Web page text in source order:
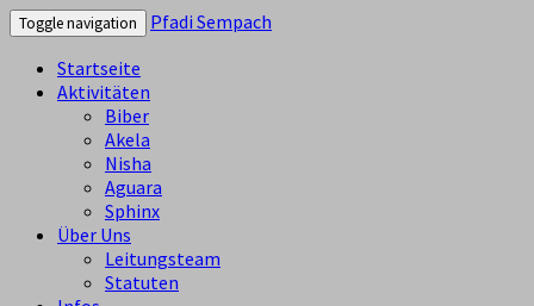
Toggle navigation
Pfadi Sempach
Startseite
Aktivitäten
Biber
Akela
Nisha
Aguara
Sphinx
Über Uns
Leitungsteam
Statuten